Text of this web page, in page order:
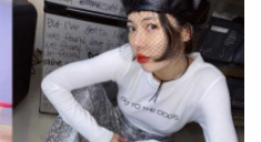
，體現時而俏皮時而酷帥的周
括大學T、帽T、短袖、羽絨外
用品種類商品眾多。（圖／品
意及藝術氣息，也同樣以藝
品被小勞勃道尼大讚的台灣新